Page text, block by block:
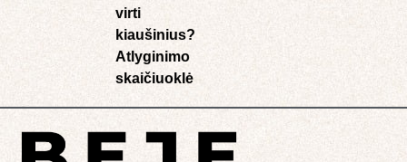
virti
kiaušinius?
Atlyginimo
skaičiuoklė​